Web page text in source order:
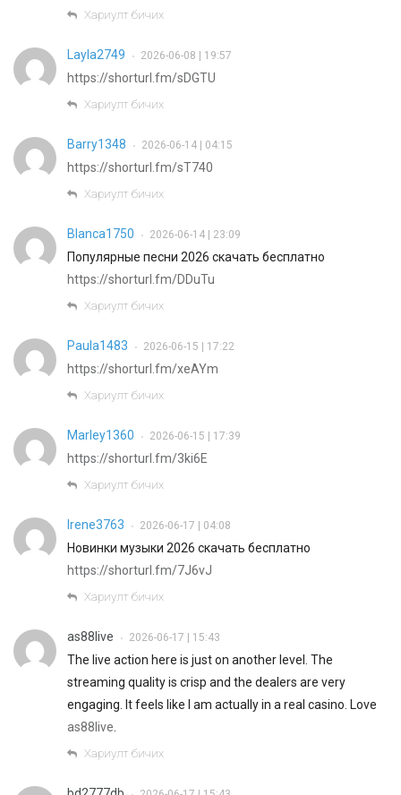
Хариулт бичих
Layla2749 • 2026-06-08 | 19:57
https://shorturl.fm/sDGTU
Хариулт бичих
Barry1348 • 2026-06-14 | 04:15
https://shorturl.fm/sT740
Хариулт бичих
Blanca1750 • 2026-06-14 | 23:09
Популярные песни 2026 скачать бесплатно
https://shorturl.fm/DDuTu
Хариулт бичих
Paula1483 • 2026-06-15 | 17:22
https://shorturl.fm/xeAYm
Хариулт бичих
Marley1360 • 2026-06-15 | 17:39
https://shorturl.fm/3ki6E
Хариулт бичих
Irene3763 • 2026-06-17 | 04:08
Новинки музыки 2026 скачать бесплатно
https://shorturl.fm/7J6vJ
Хариулт бичих
as88live • 2026-06-17 | 15:43
The live action here is just on another level. The
streaming quality is crisp and the dealers are very
engaging. It feels like I am actually in a real casino. Love
as88live
Хариулт бичих